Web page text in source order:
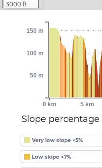
3000 ft
Slope percentage
Very low slope <5%
Low slope <7%
0 km 5 km
50 m
100 m
150 m